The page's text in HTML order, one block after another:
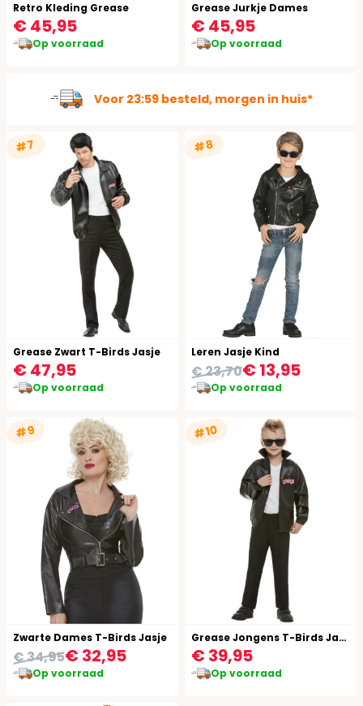
Retro Kleding Grease
€ 45,95
Op voorraad
Grease Jurkje Dames
€ 45,95
Op voorraad
Voor 23:59 besteld, morgen in huis*
#7
Grease Zwart T-Birds Jasje
€ 47,95
Op voorraad
#8
Leren Jasje Kind
€ 13,95
€ 23,70
Op voorraad
#9
Zwarte Dames T-Birds Jasje
€ 32,95
€ 34,95
Op voorraad
#10
Grease Jongens T-Birds Jack
€ 39,95
Op voorraad